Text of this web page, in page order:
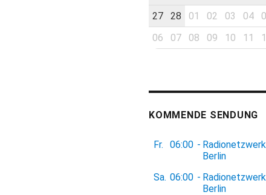
27
28 01 02 03 04
06
07 08 09 10 11
KOMMENDE SENDUNG
Fr. 06:00 - Radionetzwerk
Berlin
Sa. 06:00 - Radionetzwerk
Berlin